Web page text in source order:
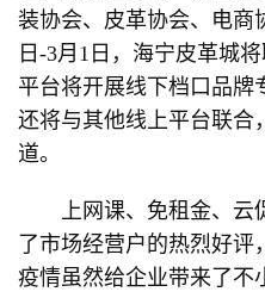
装协会、皮革协会、电商
日-3月1日，海宁皮革城
平台将开展线下档口品牌
还将与其他线上平台联合
道。
上网课、免租金、云
了市场经营户的热烈好评
疫情虽然给企业带来了不